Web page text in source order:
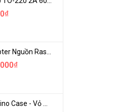
Adapter Nguồn Raspberry 5V 2.5A - USB Micro Có Công Tắc